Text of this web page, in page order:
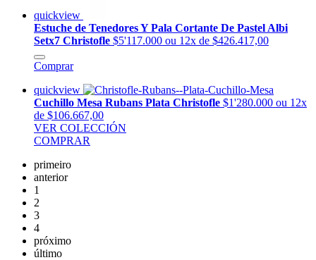
quickview
Estuche de Tenedores Y Pala Cortante De Pastel Albi
Setx7 Christofle $5'117.000 ou 12x de $426.417,00
Comprar
quickview
Cuchillo Mesa Rubans Plata Christofle $1'280.000 ou 12x
de $106.667,00
VER COLECCIÓN
COMPRAR
primeiro
anterior
1
2
3
4
próximo
último